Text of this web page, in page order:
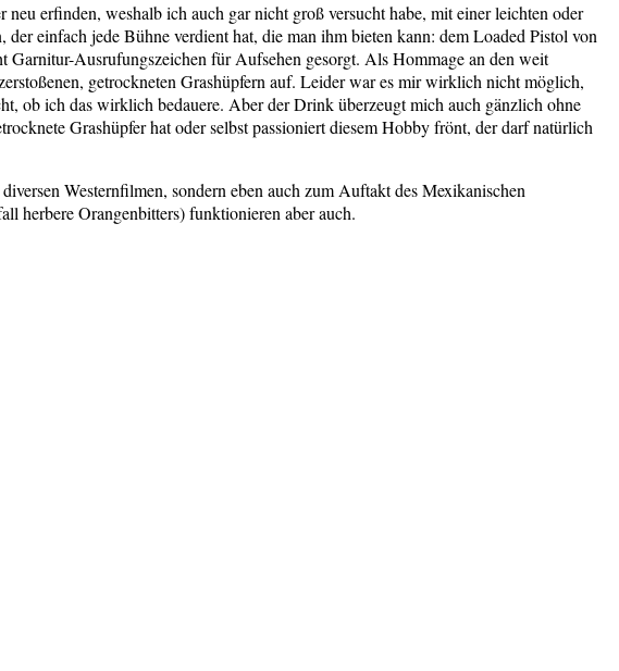
erfinden, weshalb ich auch gar nicht groß versucht habe, mit einer leichten oder
einfach jede Bühne verdient hat, die man ihm bieten kann: dem Loaded Pistol von
Ausrufungszeichen für Aufsehen gesorgt. Als Hommage an den weit
getrockneten Grashüpfern auf. Leider war es mir wirklich nicht möglich,
ob ich das wirklich bedauere. Aber der Drink überzeugt mich auch gänzlich ohne
Grashüpfer hat oder selbst passioniert diesem Hobby frönt, der darf natürlich
Westernfilmen, sondern eben auch zum Auftakt des Mexikanischen
herbere Orangenbitters) funktionieren aber auch.